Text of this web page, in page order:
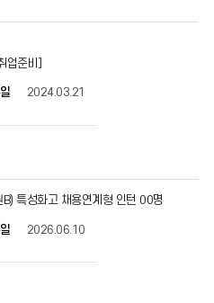
업준비]
2024.03.21
B) 특성화고 채용연계형 인턴 00명
2026.06.10